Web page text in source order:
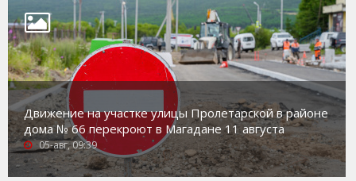
Движение на участке улицы Пролетарской в районе
дома № 66 перекроют в Магадане 11 августа
05-авг, 09:39